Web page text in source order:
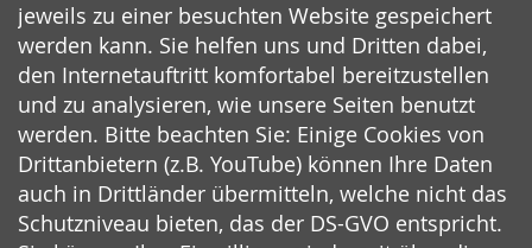
jeweils zu einer besuchten Website gespeichert
werden kann. Sie helfen uns und Dritten dabei,
den Internetauftritt komfortabel bereitzustellen
und zu analysieren, wie unsere Seiten benutzt
werden. Bitte beachten Sie: Einige Cookies von
Drittanbietern (z.B. YouTube) können Ihre Daten
auch in Drittländer übermitteln, welche nicht das
Schutzniveau bieten, das der DS-GVO entspricht.